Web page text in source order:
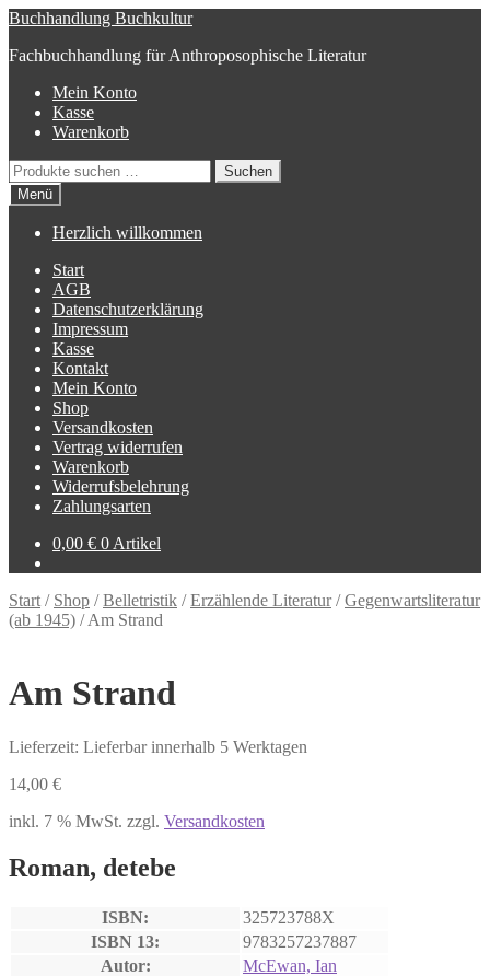
Zur
springen
Zum
springen
Buchhandlung Buchkultur
Fachbuchhandlung für Anthroposophische Literatur
Mein Konto
Kasse
Warenkorb
Suchen
nach:
Suchen
Menü
Herzlich willkommen
Start
AGB
Datenschutzerklärung
Impressum
Kasse
Kontakt
Mein Konto
Shop
Versandkosten
Vertrag widerrufen
Warenkorb
Widerrufsbelehrung
Zahlungsarten
0,00 € 0 Artikel
Start / Shop /Belletristik /Erzählende Literatur/Gegenwartsliteratur
(ab 1945) /Am Strand
Am Strand
Lieferzeit: Lieferbar innerhalb 5 Werktagen
14,00 €
inkl. 7 % MwSt. zzgl. Versandkosten
Roman, detebe
ISBN:
325723788X
ISBN 13:
9783257237887
Autor:
McEwan, Ian